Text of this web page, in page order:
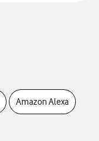
Amazon Alexa